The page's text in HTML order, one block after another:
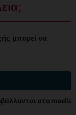
μπορεί να
στα media